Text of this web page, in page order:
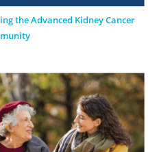
the Advanced Kidney Cancer